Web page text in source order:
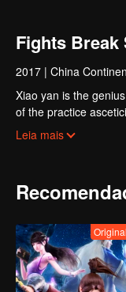
Fights Break
2017 | China
Xiao yan is the
of the practice
unexpected
Leia mais
Original